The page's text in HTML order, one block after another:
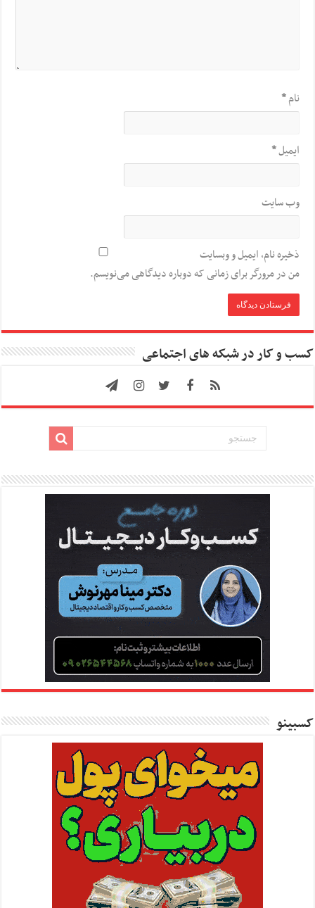
نام*
ایمیل*
وب‌ سایت
ذخیره نام، ایمیل و وبسایت
من در مرورگر برای زمانی که دوباره دیدگاهی می‌نویسم.
کسب و کار در شبکه های اجتماعی
کسبینو